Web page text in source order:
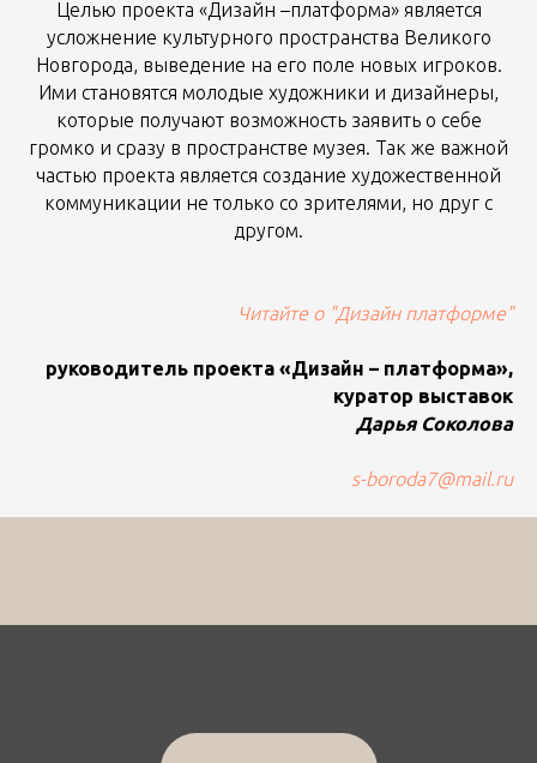
Целью проекта «Дизайн –платформа» является
усложнение культурного пространства Великого
Новгорода, выведение на его поле новых игроков.
Ими становятся молодые художники и дизайнеры,
которые получают возможность заявить о себе
громко и сразу в пространстве музея. Так же важной
частью проекта является создание художественной
коммуникации не только со зрителями, но друг с
другом.
Читайте о "Дизайн платформе"
руководитель проекта «Дизайн – платформа»,
куратор выставок
Дарья Соколова
s-boroda7@mail.ru